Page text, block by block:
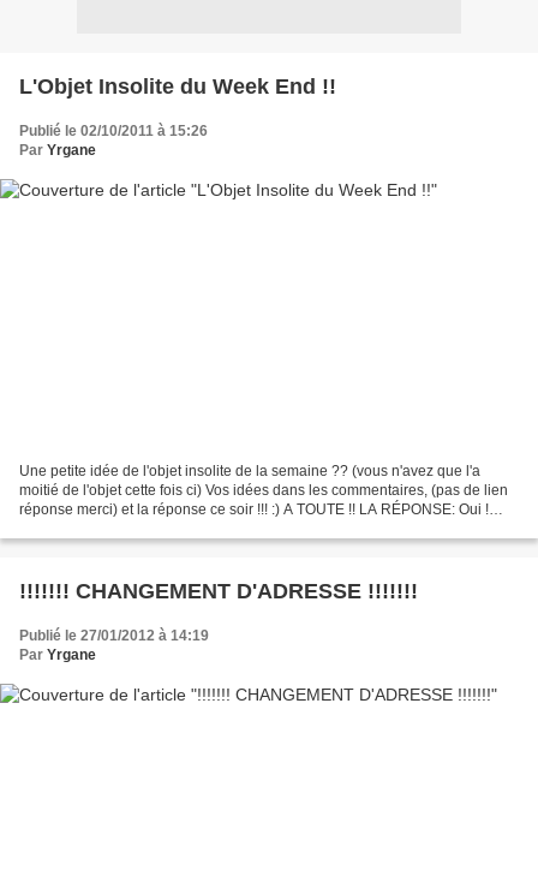
L'Objet Insolite du Week End !!
Publié le 02/10/2011 à 15:26
Par Yrgane
Une petite idée de l'objet insolite de la semaine ?? (vous n'avez que l'a
moitié de l'objet cette fois ci) Vos idées dans les commentaires, (pas de lien
réponse merci) et la réponse ce soir !!! :) A TOUTE !! LA RÉPONSE: Oui !
!!!!!!! CHANGEMENT D'ADRESSE !!!!!!!
Publié le 27/01/2012 à 14:19
Par Yrgane